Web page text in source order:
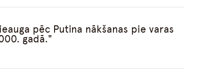
pēc Putina nākšanas pie varas
gadā.